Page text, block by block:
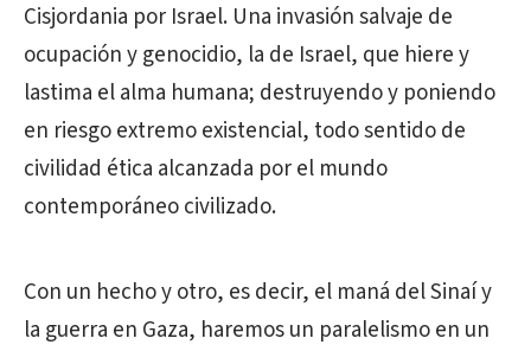
Cisjordania por Israel. Una invasión salvaje de
ocupación y genocidio, la de Israel, que hiere y
lastima el alma humana; destruyendo y poniendo
en riesgo extremo existencial, todo sentido de
civilidad ética alcanzada por el mundo
contemporáneo civilizado.
Con un hecho y otro, es decir, el maná del Sinaí y
la guerra en Gaza, haremos un paralelismo en un